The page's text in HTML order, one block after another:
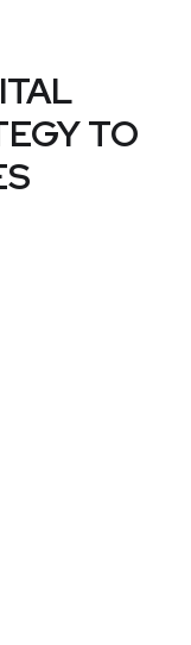
TO